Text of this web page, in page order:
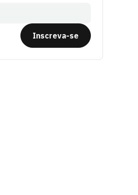
Inscreva-se